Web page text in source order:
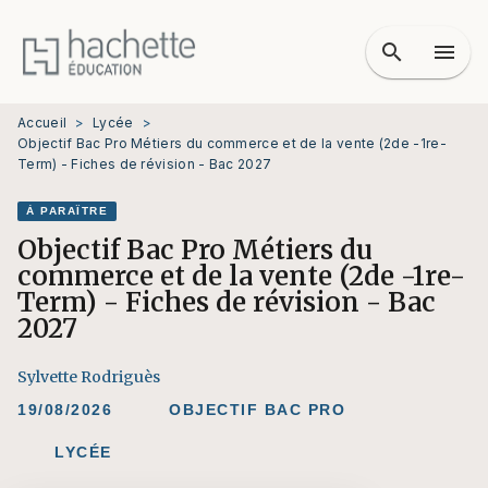
MENU RECHERCHE
PIED DE PAGE
search menu
Accueil > Lycée
>
Objectif Bac Pro Métiers du commerce et de la vente (2de -1re-
Term) - Fiches de révision - Bac 2027
À PARAÎTRE
Objectif Bac Pro Métiers du
commerce et de la vente (2de -1re-
Term) - Fiches de révision - Bac
2027
Sylvette Rodriguès
19/08/2026 OBJECTIF BAC PRO
LYCÉE